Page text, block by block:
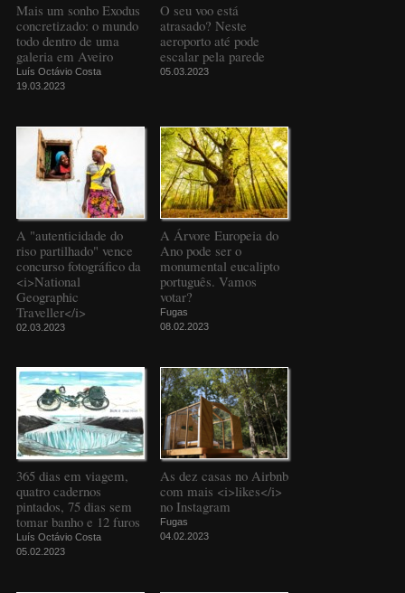
Mais um sonho Exodus
concretizado: o mundo
todo dentro de uma
galeria em Aveiro
Luís Octávio Costa
19.03.2023
O seu voo está
atrasado? Neste
aeroporto até pode
escalar pela parede
05.03.2023
A "autenticidade do
riso partilhado" vence
concurso fotográfico da
<i>National
Geographic
Traveller</i>
02.03.2023
A Árvore Europeia do
Ano pode ser o
monumental eucalipto
português. Vamos
votar?
Fugas
08.02.2023
365 dias em viagem,
quatro cadernos
pintados, 75 dias sem
tomar banho e 12 furos
Luís Octávio Costa
05.02.2023
As dez casas no Airbnb
com mais <i>likes</i>
no Instagram
Fugas
04.02.2023